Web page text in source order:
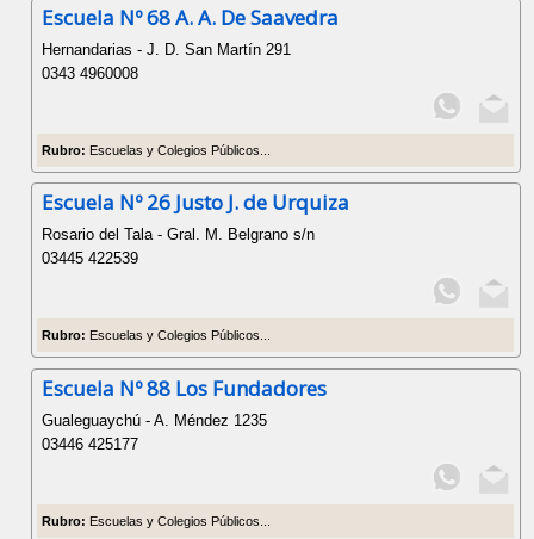
Escuela Nº 68 A. A. De Saavedra
Hernandarias - J. D. San Martín 291
0343 4960008
Rubro: Escuelas y Colegios Públicos...
Escuela Nº 26 Justo J. de Urquiza
Rosario del Tala - Gral. M. Belgrano s/n
03445 422539
Rubro: Escuelas y Colegios Públicos...
Escuela Nº 88 Los Fundadores
Gualeguaychú - A. Méndez 1235
03446 425177
Rubro: Escuelas y Colegios Públicos...